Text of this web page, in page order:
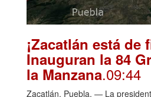
¡Zacatlán está de
Inauguran la 84
la Manzana.09:44
Zacatlán, Puebla. — La